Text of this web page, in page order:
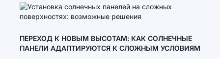
ПЕРЕХОД К НОВЫМ ВЫСОТАМ: КАК СОЛНЕЧНЫЕ
ПАНЕЛИ АДАПТИРУЮТСЯ К СЛОЖНЫМ УСЛОВИЯМ